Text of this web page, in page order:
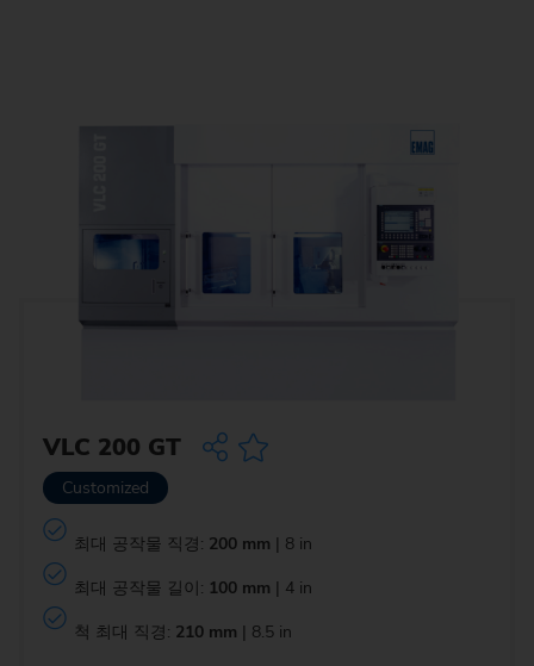
VLC 200 GT
Customized
최대 공작물 직경: 200 mm | 8 in
최대 공작물 길이: 100 mm | 4 in
척 최대 직경: 210 mm | 8.5 in